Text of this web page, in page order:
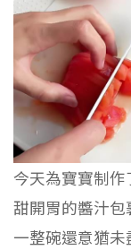
今天為寶寶制
甜開胃的醬汁
一整碗還意猶未